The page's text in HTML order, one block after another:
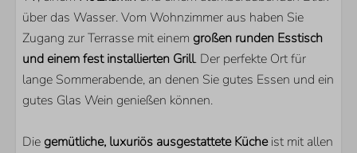
Smart TV
Zusätzliche ausländische Kanäle
Holzkamin
über das Wasser. Vom Wohnzimmer aus haben Sie
Zugang zur Terrasse mit einem großen runden Esstisch
und einem fest installierten Grill. Der perfekte Ort für
lange Sommerabende, an denen Sie gutes Essen und ein
gutes Glas Wein genießen können.
Diegemütliche, luxuriös ausgestattete Kücheist mit allen